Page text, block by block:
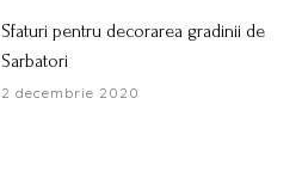
Sfaturi pentru decorarea gradinii de
Sarbatori
2 decembrie 2020